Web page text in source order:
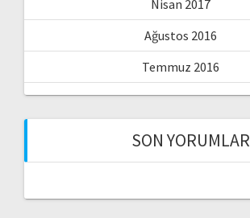
Nisan 2017
Ağustos 2016
Temmuz 2016
SON YORUMLAR